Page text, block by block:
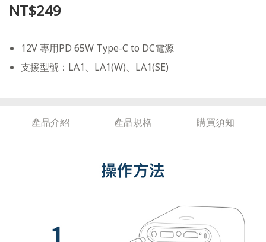
NT$249
12V 專用PD 65W Type-C to DC電源
支援型號：LA1、LA1(W)、LA1(SE)
產品介紹 產品規格 購買須知